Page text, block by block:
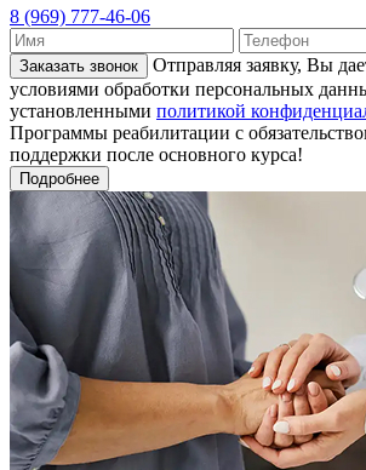
8 (969) 777-46-06
Заказать звонок
Отправляя заявку, Вы
условиями обработки персональных
установленными политикой
Программы реабилитации с
поддержки после основного курса!
Подробнее